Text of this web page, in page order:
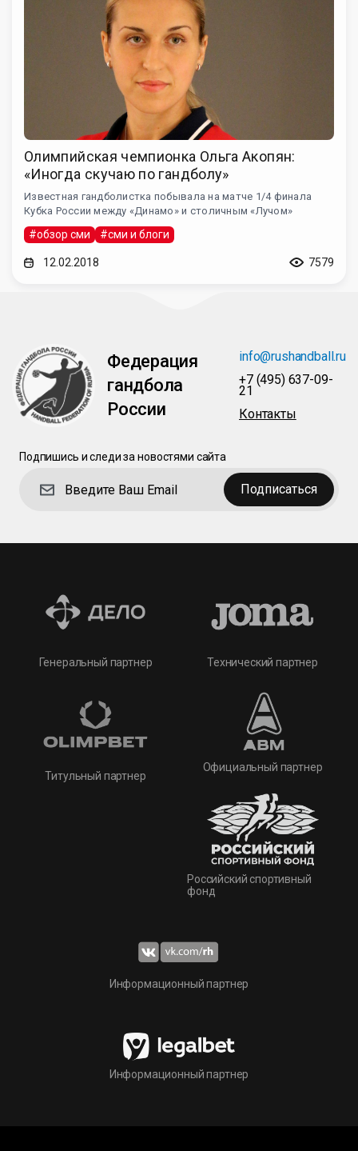
Олимпийская чемпионка Ольга Акопян:
«Иногда скучаю по гандболу»
Известная гандболистка побывала на матче 1/4 финала
Кубка России между «Динамо» и столичным «Лучом»
#обзор сми #сми и блоги
12.02.2018 7579
Федерация
гандбола
России
info@rushandball.ru
+7 (495) 637-09-
21
Контакты
Подпишись и следи за новостями сайта
Подписаться
Генеральный партнер
Титульный партнер
Технический партнер
Официальный партнер
Российский спортивный
фонд
Информационный партнер
Информационный партнер